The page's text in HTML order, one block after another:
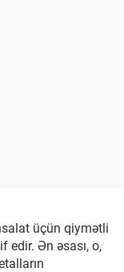
üçün qiymətli
edir. Ən əsası, o,